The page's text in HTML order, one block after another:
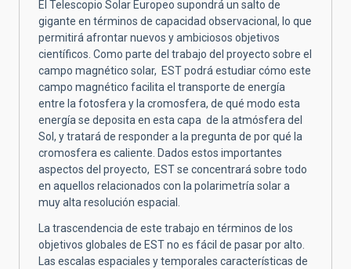
El Telescopio Solar Europeo supondrá un salto de
gigante en términos de capacidad observacional, lo que
permitirá afrontar nuevos y ambiciosos objetivos
científicos. Como parte del trabajo del proyecto sobre el
campo magnético solar, EST podrá estudiar cómo este
campo magnético facilita el transporte de energía
entre la fotosfera y la cromosfera, de qué modo esta
energía se deposita en esta capa de la atmósfera del
Sol, y tratará de responder a la pregunta de por qué la
cromosfera es caliente. Dados estos importantes
aspectos del proyecto, EST se concentrará sobre todo
en aquellos relacionados con la polarimetría solar a
muy alta resolución espacial.
La trascendencia de este trabajo en términos de los
objetivos globales de EST no es fácil de pasar por alto.
Las escalas espaciales y temporales características de